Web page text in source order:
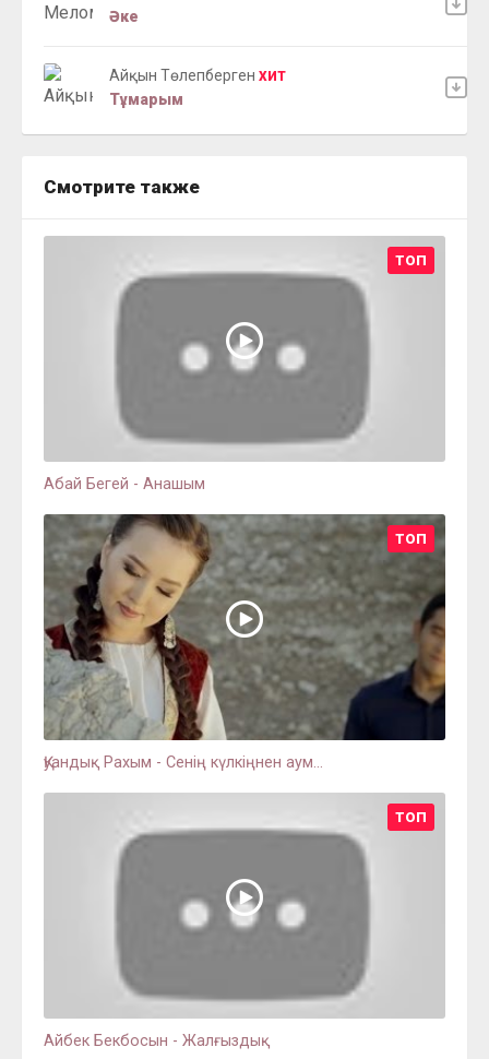
Әке
Айқын Төлепберген ХИТ
Тұмарым
Смотрите также
ТОП
Абай Бегей - Анашым
ТОП
Қуандық Рахым - Сенің күлкіңнен аум...
ТОП
Айбек Бекбосын - Жалғыздық